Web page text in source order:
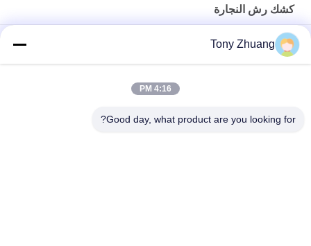
كشك رش النجارة
800 مم كشك رش النجارة 30-200 م 3 فرن خشب الفراغ
18000m3 / H 16m / S كشك رذاذ الطلاء قابل للغسل
Tony Zhuang
4:16 PM
Good day, what product are you looking for?